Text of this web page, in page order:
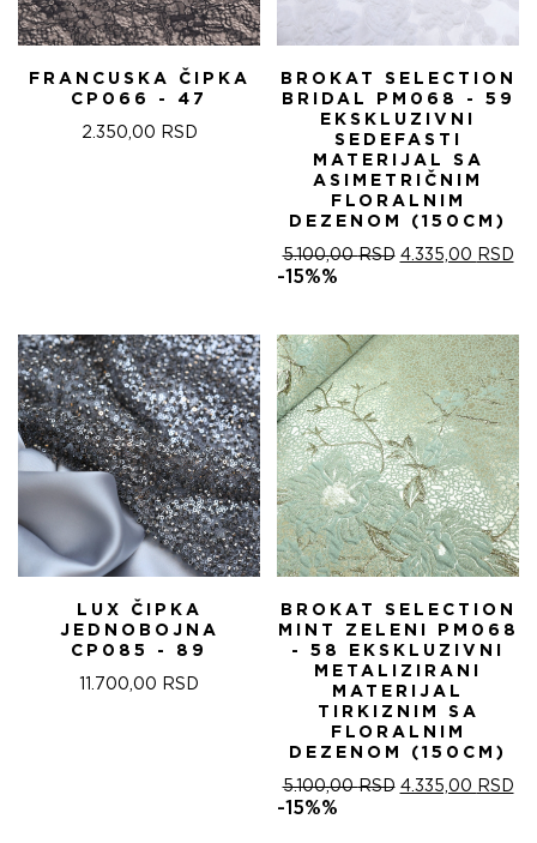
FRANCUSKA ČIPKA
CP066 - 47
2.350,00 RSD
BROKAT SELECTION
BRIDAL PM068 - 59
EKSKLUZIVNI
SEDEFASTI
MATERIJAL SA
ASIMETRIČNIM
FLORALNIM
DEZENOM (150CM)
5.100,00RSD ОРИГИНАЛНА
5.100,00 RSD.
4.335,00 RSD
-15%%
LUX ČIPKA
JEDNOBOJNA
CP085 - 89
11.700,00 RSD
BROKAT SELECTION
MINT ZELENI PM068
- 58 EKSKLUZIVNI
METALIZIRANI
MATERIJAL
TIRKIZNIM SA
FLORALNIM
DEZENOM (150CM)
5.100,00RSD ОРИГИНАЛНА
4.335,00 RSD
-15%%